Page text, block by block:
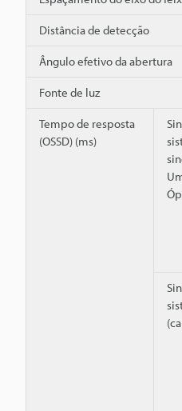
Distância de detecção
Ângulo efetivo da abertura
Fonte de luz
Tempo de resposta
(OSSD) (ms)